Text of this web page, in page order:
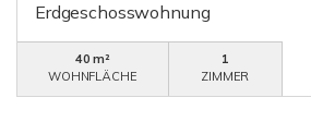
Erdgeschosswohnung
40 m²
WOHNFLÄCHE
1
ZIMMER